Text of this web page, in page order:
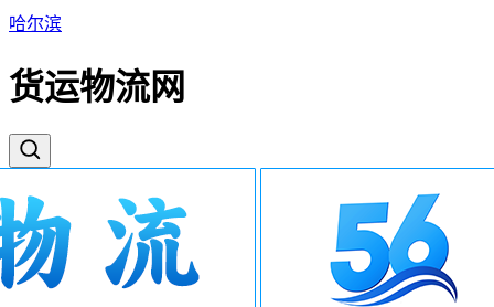
哈尔滨
货运物流网